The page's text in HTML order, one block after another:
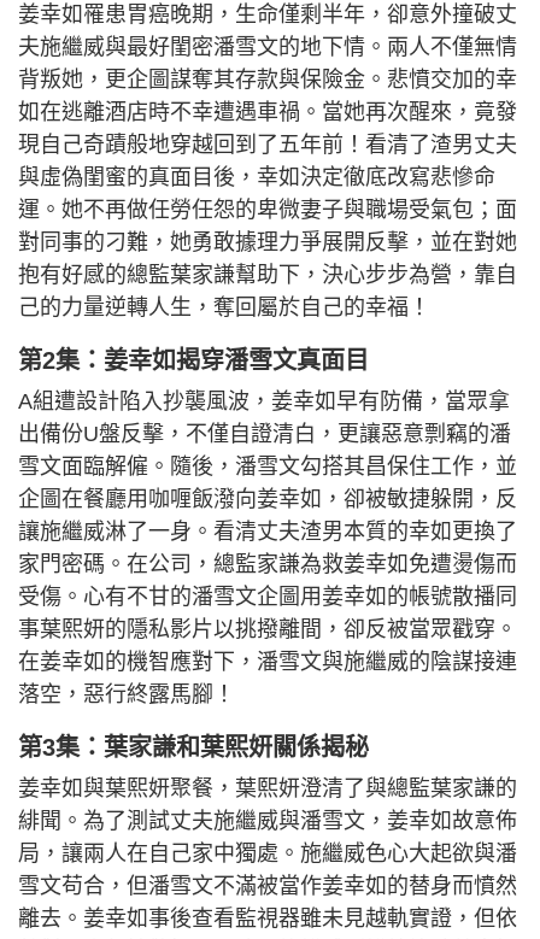
姜幸如罹患胃癌晚期，生命僅剩半年，卻意外撞破丈
夫施繼威與最好閨密潘雪文的地下情。兩人不僅無情
背叛她，更企圖謀奪其存款與保險金。悲憤交加的幸
如在逃離酒店時不幸遭遇車禍。當她再次醒來，竟發
現自己奇蹟般地穿越回到了五年前！看清了渣男丈夫
與虛偽閨蜜的真面目後，幸如決定徹底改寫悲慘命
運。她不再做任勞任怨的卑微妻子與職場受氣包；面
對同事的刁難，她勇敢據理力爭展開反擊，並在對她
抱有好感的總監葉家謙幫助下，決心步步為營，靠自
己的力量逆轉人生，奪回屬於自己的幸福！
第2集：姜幸如揭穿潘雪文真面目
A組遭設計陷入抄襲風波，姜幸如早有防備，當眾拿
出備份U盤反擊，不僅自證清白，更讓惡意剽竊的潘
雪文面臨解僱。隨後，潘雪文勾搭其昌保住工作，並
企圖在餐廳用咖喱飯潑向姜幸如，卻被敏捷躲開，反
讓施繼威淋了一身。看清丈夫渣男本質的幸如更換了
家門密碼。在公司，總監家謙為救姜幸如免遭燙傷而
受傷。心有不甘的潘雪文企圖用姜幸如的帳號散播同
事葉熙妍的隱私影片以挑撥離間，卻反被當眾戳穿。
在姜幸如的機智應對下，潘雪文與施繼威的陰謀接連
落空，惡行終露馬腳！
第3集：葉家謙和葉熙妍關係揭秘
姜幸如與葉熙妍聚餐，葉熙妍澄清了與總監葉家謙的
緋聞。為了測試丈夫施繼威與潘雪文，姜幸如故意佈
局，讓兩人在自己家中獨處。施繼威色心大起欲與潘
雪文苟合，但潘雪文不滿被當作姜幸如的替身而憤然
離去。姜幸如事後查看監視器雖未見越軌實證，但依